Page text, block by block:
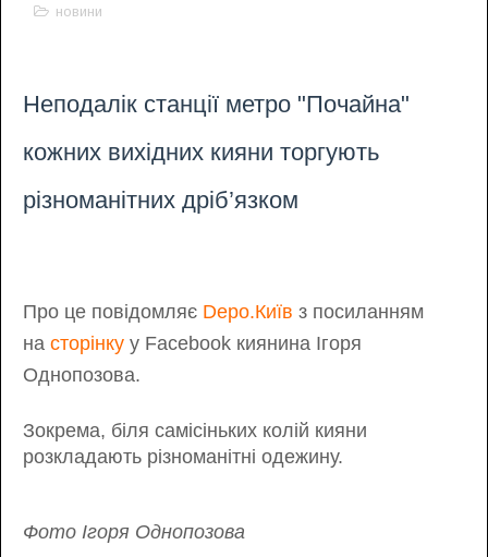
новини
Неподалік станції метро "Почайна"
кожних вихідних кияни торгують
різноманітних дріб’язком
Про це повідомляє Depo.Київ з посиланням
на сторінку у Facebook киянина Ігоря
Однопозова.
Зокрема, біля самісіньких колій кияни
розкладають різноманітні одежину.
Фото Ігоря Однопозова